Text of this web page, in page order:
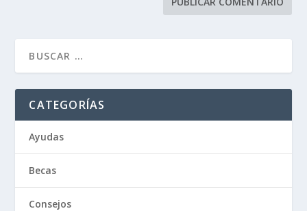
CATEGORÍAS
Ayudas
Becas
Consejos